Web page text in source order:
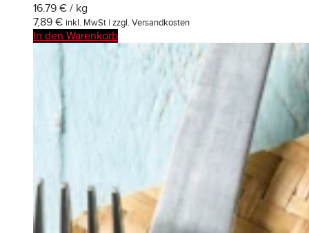
16.79 € / kg
7,89 € inkl. MwSt | zzgl. Versandkosten
In den Warenkorb